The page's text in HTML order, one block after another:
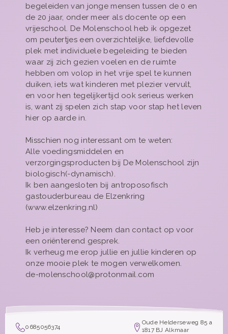
begeleiden van jonge mensen tussen de 0 en
de 20 jaar, onder meer als docente op een
vrijeschool. De Molenschool heb ik opgezet
om peutertjes een overzichtelijke, liefdevolle
plek met individuele begeleiding te bieden
waar zij zich gezien voelen en de ruimte
hebben om volop in het vrije spel te kunnen
duiken, iets wat kinderen met plezier vervult,
en voor hen tegelijkertijd ook serieus werken
is, want zij spelen zich stap voor stap het leven
hier op aarde in.
Misschien nog interessant om te weten:
Alle voedingsmiddelen en
verzorgingsproducten bij De Molenschool zijn
biologisch(-dynamisch).
Ik ben aangesloten bij antroposofisch
gastouderbureau de Elzenkring
(www.elzenkring.nl)
Heb je interesse? Neem dan contact op voor
een oriënterend gesprek.
Ik verheug me erop jullie en jullie kinderen op
onze mooie plek te mogen verwelkomen.
de-molenschool@protonmail.com
0685056374
Oude Helderseweg 85 a
1817 BJ Alkmaar